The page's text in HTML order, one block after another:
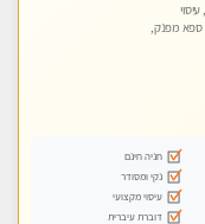
ספא מפנק,
חניה חינם
נקי ומסודר
עיסוי מקצועי
דוברת עיברית